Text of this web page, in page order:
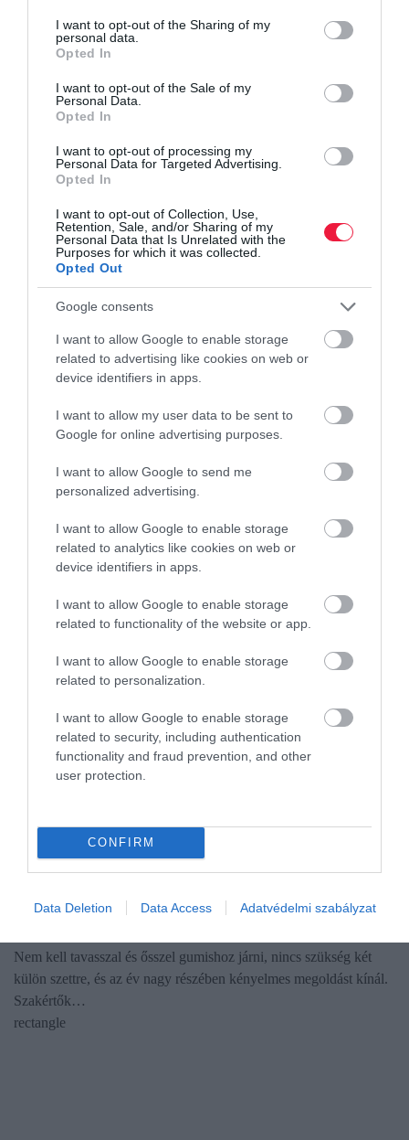
not limited to your visit or usage behaviour. You may click to
grant or deny consent to Google and its third-party tags to
use your data for below specified purposes in below Google
consent section.
I want to opt-out of the Sharing of my
personal data.
Opted In
I want to opt-out of the Sale of my
Personal Data.
Opted In
I want to opt-out of processing my
Personal Data for Targeted Advertising.
Opted In
I want to opt-out of Collection, Use,
Retention, Sale, and/or Sharing of my
Personal Data that Is Unrelated with the
Purposes for which it was collected.
Opted Out
Google consents
I want to allow Google to enable storage
related to advertising like cookies on web or
device identifiers in apps.
I want to allow my user data to be sent to
Google for online advertising purposes.
I want to allow Google to send me
personalized advertising.
I want to allow Google to enable storage
related to analytics like cookies on web or
device identifiers in apps.
I want to allow Google to enable storage
related to functionality of the website or app.
I want to allow Google to enable storage
related to personalization.
I want to allow Google to enable storage
related to security, including authentication
functionality and fraud prevention, and other
user protection.
CONFIRM
Data Deletion Data Access Adatvédelmi szabályzat
INGATLAN
Erre futja 40 millióból a hazai lakáspiacon
Ha a KSH által közzétett nettó kereseteket nézzük, jelenleg
nagyjából 75 hónapot, vagyis több mint 6 évet dolgozik napi 8
órában az átlagmagyar 40 millió forintért. Budapesten ebből az
Ennyi négyévszakos gumi kapott nagyon jó vagy jó
Nem kell tavasszal és ősszel gumishoz járni, nincs szükség két
külön szettre, és az év nagy részében kényelmes megoldást kínál.
Szakértők…
rectangle